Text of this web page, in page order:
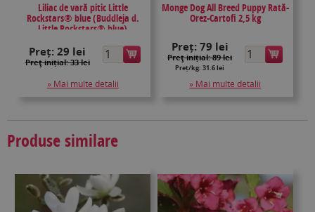
Liliac de vară pitic Little
Rockstars® blue (Buddleja d.
Little Rockstars® blue)
Preț:29 lei
Preţ inițial: 33 lei
» Mai multe detalii
Monge Dog All Breed Puppy Rată-
Orez-Cartofi 2,5 kg
Preț: 79 lei
Preţ inițial: 89 lei
Preț/kg: 31.6 lei
» Mai multe detalii
Produse similare